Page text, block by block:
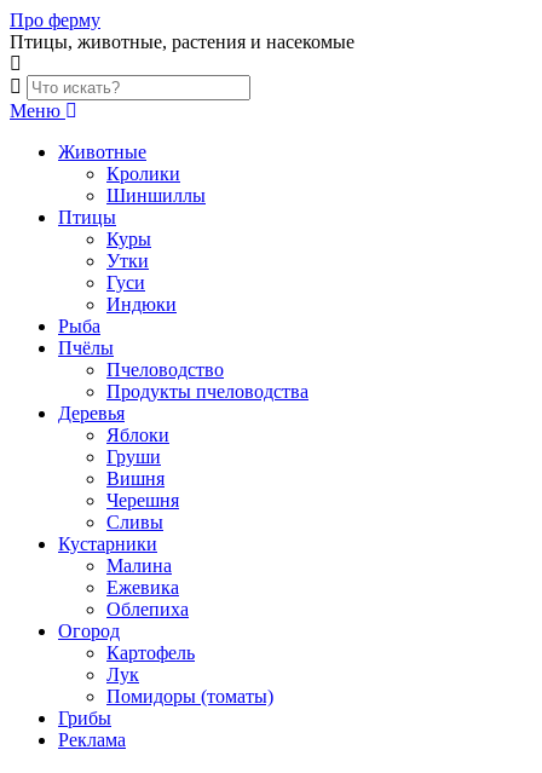
Skip
to
content
Про ферму
Птицы, животные, растения и насекомые
Меню
Животные
Кролики
Шиншиллы
Птицы
Куры
Утки
Гуси
Индюки
Рыба
Пчёлы
Пчеловодство
Продукты пчеловодства
Деревья
Яблоки
Груши
Вишня
Черешня
Сливы
Кустарники
Малина
Ежевика
Облепиха
Огород
Картофель
Лук
Помидоры (томаты)
Грибы
Реклама